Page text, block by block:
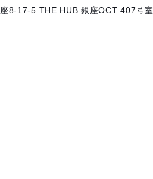
8-17-5 THE HUB 銀座OCT 407号室